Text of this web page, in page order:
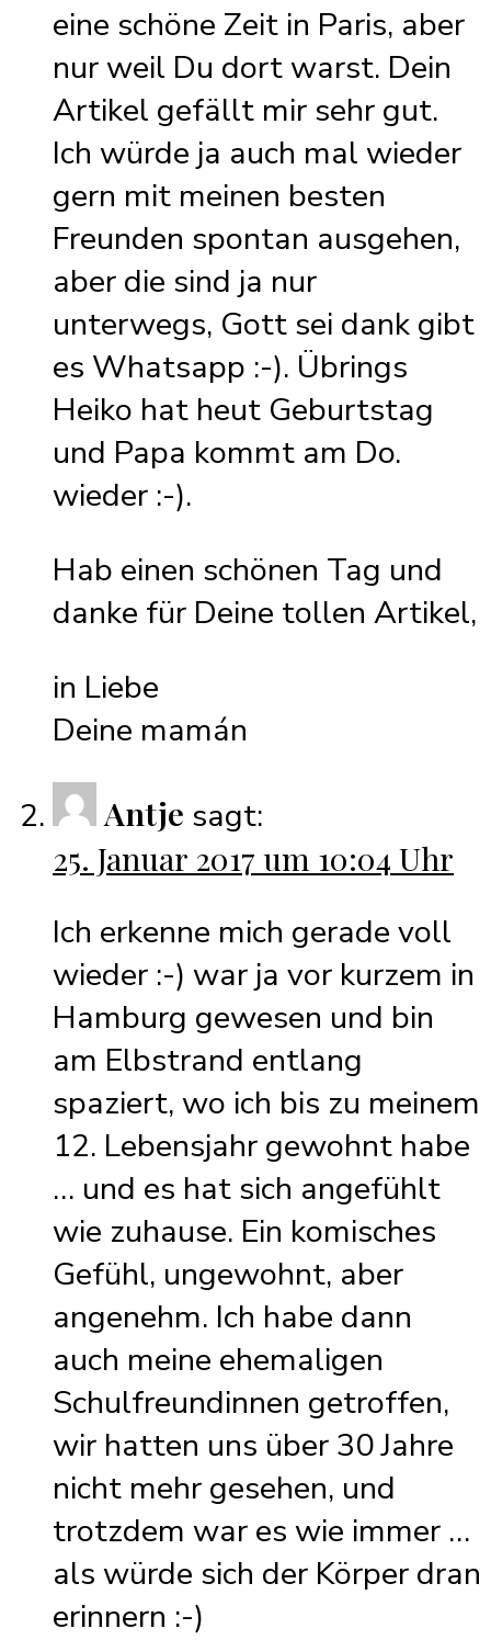
eine schöne Zeit in Paris, aber
nur weil Du dort warst. Dein
Artikel gefällt mir sehr gut.
Ich würde ja auch mal wieder
gern mit meinen besten
Freunden spontan ausgehen,
aber die sind ja nur
unterwegs, Gott sei dank gibt
es Whatsapp :-). Übrings
Heiko hat heut Geburtstag
und Papa kommt am Do.
wieder :-).
Hab einen schönen Tag und
danke für Deine tollen Artikel,
in Liebe
Deine mamán
Antje sagt:
25. Januar 2017 um 10:04 Uhr
Ich erkenne mich gerade voll
wieder :-) war ja vor kurzem in
Hamburg gewesen und bin
am Elbstrand entlang
spaziert, wo ich bis zu meinem
12. Lebensjahr gewohnt habe
… und es hat sich angefühlt
wie zuhause. Ein komisches
Gefühl, ungewohnt, aber
angenehm. Ich habe dann
auch meine ehemaligen
Schulfreundinnen getroffen,
wir hatten uns über 30 Jahre
nicht mehr gesehen, und
trotzdem war es wie immer …
als würde sich der Körper dran
erinnern :-)